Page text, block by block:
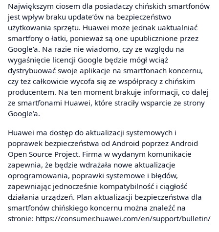
Największym ciosem dla posiadaczy chińskich smartfonów
jest wpływ braku update’ów na bezpieczeństwo
użytkowania sprzętu. Huawei może jednak uaktualniać
smartfony o łatki, ponieważ są one upublicznione przez
Google’a. Na razie nie wiadomo, czy ze względu na
wygaśnięcie licencji Google będzie mógł wciąż
dystrybuować swoje aplikacje na smartfonach koncernu,
czy też całkowicie wycofa się ze współpracy z chińskim
producentem. Na ten moment brakuje informacji, co dalej
ze smartfonami Huawei, które straciły wsparcie ze strony
Google’a.
Huawei ma dostęp do aktualizacji systemowych i
poprawek bezpieczeństwa od Android poprzez Android
Open Source Project. Firma w wydanym komunikacie
zapewnia, że będzie wdrażała nowe aktualizacje
oprogramowania, poprawki systemowe i błędów,
zapewniając jednocześnie kompatybilność i ciągłość
działania urządzeń. Plan aktualizacji bezpieczeństwa dla
smartfonów chińskiego koncernu można znaleźć na
stronie: https://consumer.huawei.com/en/support/bulletin/